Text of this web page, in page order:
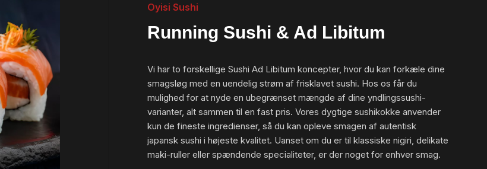
Oyisi Sushi
Running Sushi & Ad Libitum
Vi har to forskellige Sushi Ad Libitum koncepter, hvor du kan forkæle dine
smagsløg med en uendelig strøm af frisklavet sushi. Hos os får du
mulighed for at nyde en ubegrænset mængde af dine yndlingssushi-
varianter, alt sammen til en fast pris. Vores dygtige sushikokke anvender
kun de fineste ingredienser, så du kan opleve smagen af autentisk
japansk sushi i højeste kvalitet. Uanset om du er til klassiske nigiri, delikate
maki-ruller eller spændende specialiteter, er der noget for enhver smag.